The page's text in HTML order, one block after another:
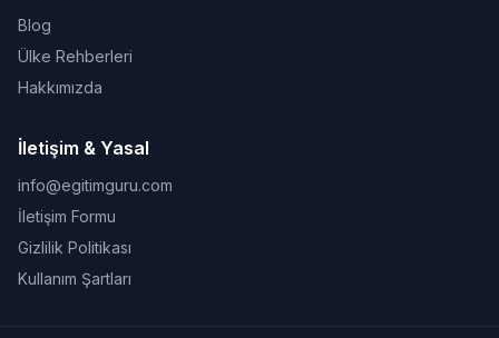
Blog
Ülke Rehberleri
Hakkımızda
İletişim & Yasal
info@egitimguru.com
İletişim Formu
Gizlilik Politikası
Kullanım Şartları